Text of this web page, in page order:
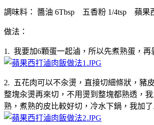
調味料： 醬油 6Tbsp 五香粉 1/4tsp 蘋果
做法：
1. 我要加6顆蛋一起滷，所以先煮熟蛋，再
2. 五花肉可以不汆燙，直接切細條狀，豬
整塊汆燙再來切，不用燙到整塊都熟透，
熟，煮熟的皮比較好切，冷水下鍋，我加了